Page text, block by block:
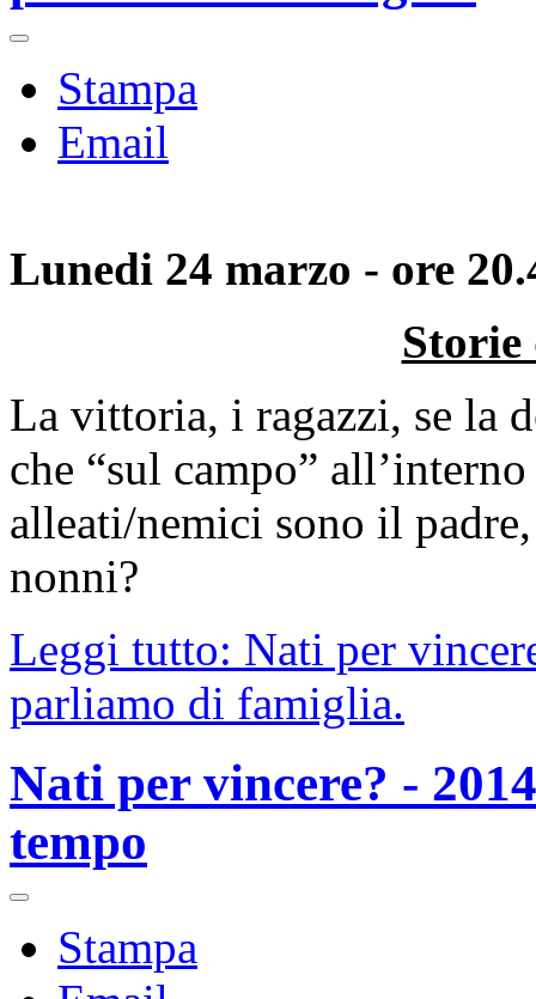
Stampa
Email
Lunedi 24 marzo - ore
La vittoria, i ragazzi, se la
che “sul campo”
alleati/nemici sono il
nonni?
Leggi tutto: Nati per
parliamo di famiglia.
Nati per vincere? -
tempo
Stampa